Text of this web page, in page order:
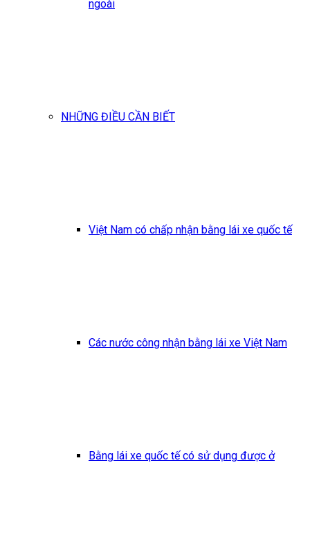
ngoài
NHỮNG ĐIỀU CẦN BIẾT
Việt Nam có chấp nhận bằng lái xe quốc tế
Các nước công nhận bằng lái xe Việt Nam
Bằng lái xe quốc tế có sử dụng được ở